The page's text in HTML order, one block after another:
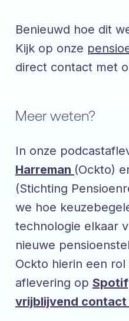
Benieuwd hoe dit
Kijk op onze
direct contact met
Meer weten?
In onze
Harreman (Ockto)
(Stichting
we hoe
technologie elkaar
nieuwe
Ockto hierin een
aflevering op
vrijblijvend contact